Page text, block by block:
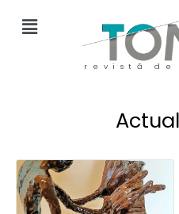
revistă de